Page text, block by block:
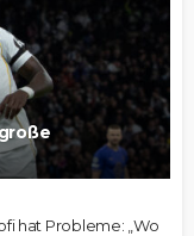
hat Probleme: „Wo